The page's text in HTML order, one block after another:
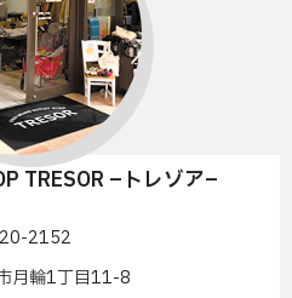
TRESOR –トレゾア–
2152
月輪1丁目11-8